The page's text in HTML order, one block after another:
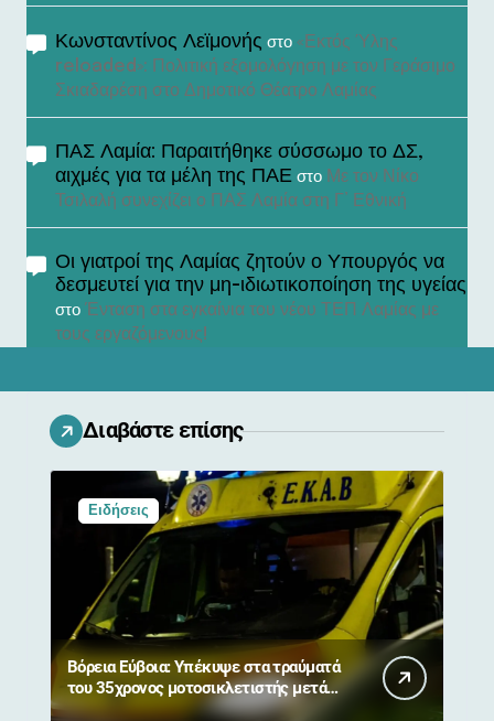
Κωνσταντίνος Λεϊμονής στο «Εκτός Ύλης
reloaded»: Πολιτική εξομολόγηση με τον Γεράσιμο
Σκιαδαρέση στο Δημοτικό Θέατρο Λαμίας
ΠΑΣ Λαμία: Παραιτήθηκε σύσσωμο το ΔΣ,
αιχμές για τα μέλη της ΠΑΕ στο Με τον Νίκο
Τσιλαλή συνεχίζει ο ΠΑΣ Λαμία στη Γ’ Εθνική
Οι γιατροί της Λαμίας ζητούν ο Υπουργός να
δεσμευτεί για την μη-ιδιωτικοποίηση της υγείας
στο Ένταση στα εγκαίνια του νέου ΤΕΠ Λαμίας με
τους εργαζόμενους!
Διαβάστε επίσης
Ειδήσεις
Βόρεια Εύβοια: Υπέκυψε στα τραύματά
του 35χρονος μοτοσικλετιστής μετά
από σύγκρουση με αγριογούρουνο